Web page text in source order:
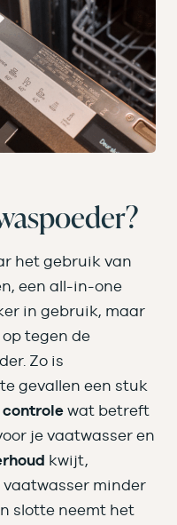
het gebruik van
een all-in-one
in gebruik, maar
tegen de
Zo is
gevallen een stuk
controle wat betreft
je vaatwasser en
kwijt,
minder
slotte neemt het